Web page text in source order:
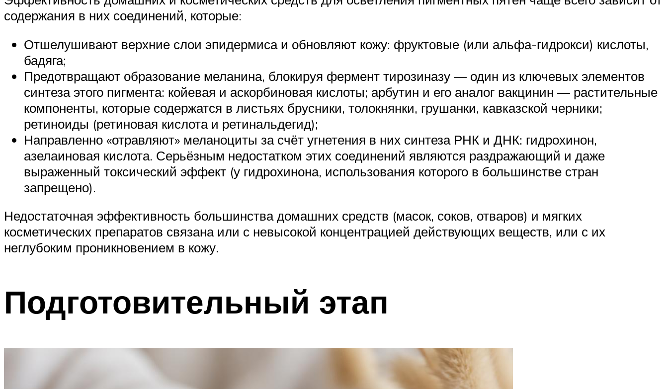
содержания в них соединений, которые:
Отшелушивают верхние слои эпидермиса и обновляют кожу: фруктовые (или альфа-гидрокси) кислоты,
бадяга;
Предотвращают образование меланина, блокируя фермент тирозиназу — один из ключевых элементов
синтеза этого пигмента: койевая и аскорбиновая кислоты; арбутин и его аналог вакцинин — растительные
компоненты, которые содержатся в листьях брусники, толокнянки, грушанки, кавказской черники;
ретиноиды (ретиновая кислота и ретинальдегид);
Направленно «отравляют» меланоциты за счёт угнетения в них синтеза РНК и ДНК: гидрохинон,
азелаиновая кислота. Серьёзным недостатком этих соединений являются раздражающий и даже
выраженный токсический эффект (у гидрохинона, использования которого в большинстве стран
запрещено).
Недостаточная эффективность большинства домашних средств (масок, соков, отваров) и мягких
косметических препаратов связана или с невысокой концентрацией действующих веществ, или с их
неглубоким проникновением в кожу.
Подготовительный этап